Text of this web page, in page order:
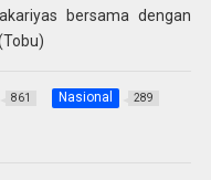
bersama dengan
861 Nasional 289